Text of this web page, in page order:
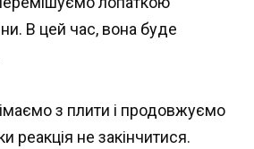
В цей час, вона буде
з плити і продовжуємо
реакція не закінчитися.